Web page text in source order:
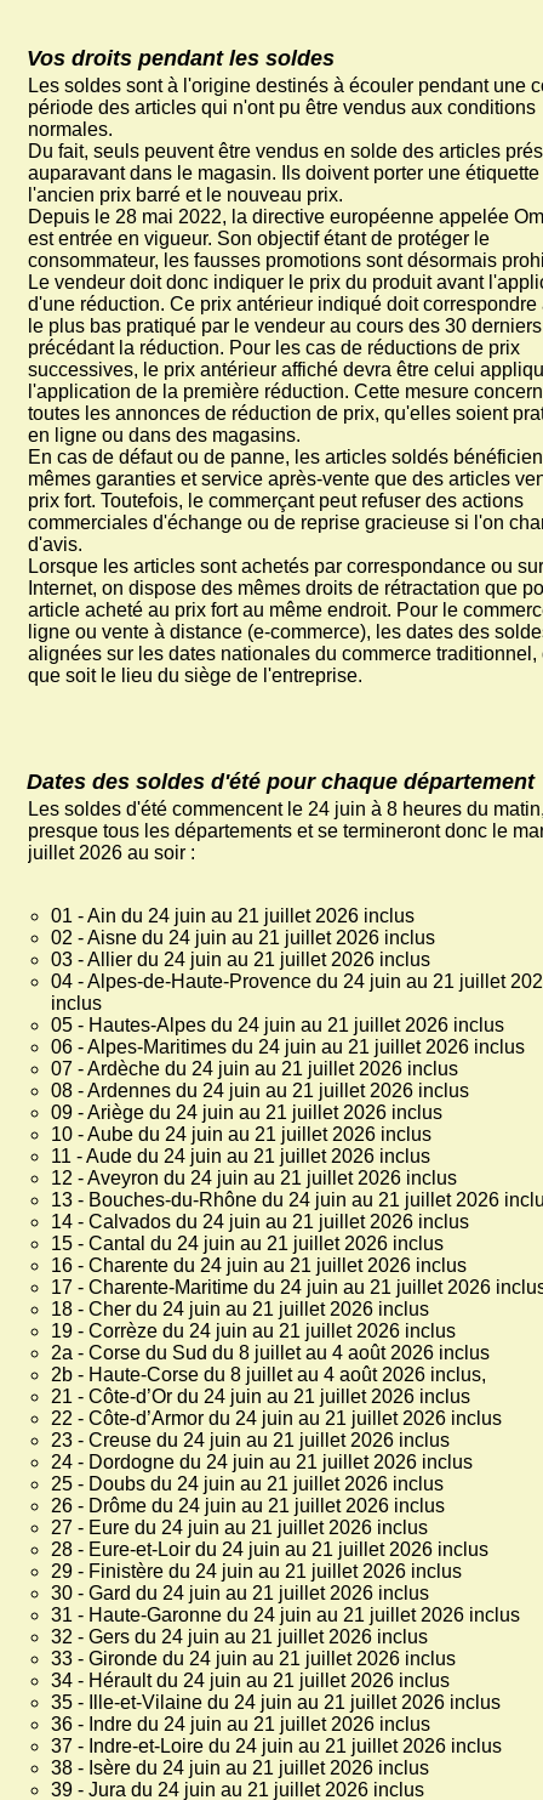
Vos droits pendant les soldes
Les soldes sont à l'origine destinés à écouler pendant une
période des articles qui n'ont pu être vendus aux conditions
normales.
Du fait, seuls peuvent être vendus en solde des articles
auparavant dans le magasin. Ils doivent porter une
l'ancien prix barré et le nouveau prix.
Depuis le 28 mai 2022, la directive européenne appelée
est entrée en vigueur. Son objectif étant de protéger le
consommateur, les fausses promotions sont désormais
Le vendeur doit donc indiquer le prix du produit avant
d'une réduction. Ce prix antérieur indiqué doit correspondre
le plus bas pratiqué par le vendeur au cours des 30
précédant la réduction. Pour les cas de réductions de prix
successives, le prix antérieur affiché devra être celui
l'application de la première réduction. Cette mesure
toutes les annonces de réduction de prix, qu'elles soient
en ligne ou dans des magasins.
En cas de défaut ou de panne, les articles soldés
mêmes garanties et service après-vente que des articles
prix fort. Toutefois, le commerçant peut refuser des actions
commerciales d'échange ou de reprise gracieuse si l'on
d'avis.
Lorsque les articles sont achetés par correspondance ou sur
Internet, on dispose des mêmes droits de rétractation que
article acheté au prix fort au même endroit. Pour le
ligne ou vente à distance (e-commerce), les dates des
alignées sur les dates nationales du commerce traditionnel,
que soit le lieu du siège de l'entreprise.
Dates des soldes d'été pour chaque département
Les soldes d'été commencent le 24 juin à 8 heures du
presque tous les départements et se termineront donc le
juillet 2026 au soir :
01 - Ain du 24 juin au 21 juillet 2026 inclus
02 - Aisne du 24 juin au 21 juillet 2026 inclus
03 - Allier du 24 juin au 21 juillet 2026 inclus
04 - Alpes-de-Haute-Provence du 24 juin au 21 juillet
inclus
05 - Hautes-Alpes du 24 juin au 21 juillet 2026 inclus
06 - Alpes-Maritimes du 24 juin au 21 juillet 2026 inclus
07 - Ardèche du 24 juin au 21 juillet 2026 inclus
08 - Ardennes du 24 juin au 21 juillet 2026 inclus
09 - Ariège du 24 juin au 21 juillet 2026 inclus
10 - Aube du 24 juin au 21 juillet 2026 inclus
11 - Aude du 24 juin au 21 juillet 2026 inclus
12 - Aveyron du 24 juin au 21 juillet 2026 inclus
13 - Bouches-du-Rhône du 24 juin au 21 juillet 2026
14 - Calvados du 24 juin au 21 juillet 2026 inclus
15 - Cantal du 24 juin au 21 juillet 2026 inclus
16 - Charente du 24 juin au 21 juillet 2026 inclus
17 - Charente-Maritime du 24 juin au 21 juillet 2026
18 - Cher du 24 juin au 21 juillet 2026 inclus
19 - Corrèze du 24 juin au 21 juillet 2026 inclus
2a - Corse du Sud du 8 juillet au 4 août 2026 inclus
2b - Haute-Corse du 8 juillet au 4 août 2026 inclus,
21 - Côte-d’Or du 24 juin au 21 juillet 2026 inclus
22 - Côte-d’Armor du 24 juin au 21 juillet 2026 inclus
23 - Creuse du 24 juin au 21 juillet 2026 inclus
24 - Dordogne du 24 juin au 21 juillet 2026 inclus
25 - Doubs du 24 juin au 21 juillet 2026 inclus
26 - Drôme du 24 juin au 21 juillet 2026 inclus
27 - Eure du 24 juin au 21 juillet 2026 inclus
28 - Eure-et-Loir du 24 juin au 21 juillet 2026 inclus
29 - Finistère du 24 juin au 21 juillet 2026 inclus
30 - Gard du 24 juin au 21 juillet 2026 inclus
31 - Haute-Garonne du 24 juin au 21 juillet 2026 inclus
32 - Gers du 24 juin au 21 juillet 2026 inclus
33 - Gironde du 24 juin au 21 juillet 2026 inclus
34 - Hérault du 24 juin au 21 juillet 2026 inclus
35 - Ille-et-Vilaine du 24 juin au 21 juillet 2026 inclus
36 - Indre du 24 juin au 21 juillet 2026 inclus
37 - Indre-et-Loire du 24 juin au 21 juillet 2026 inclus
38 - Isère du 24 juin au 21 juillet 2026 inclus
39 - Jura du 24 juin au 21 juillet 2026 inclus